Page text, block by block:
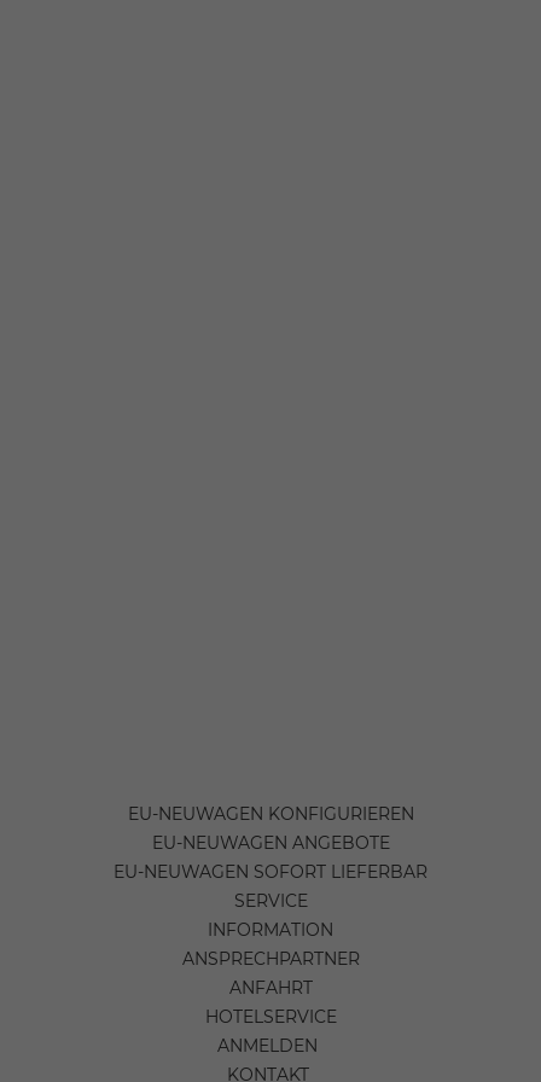
EU-NEUWAGEN KONFIGURIEREN
EU-NEUWAGEN ANGEBOTE
EU-NEUWAGEN SOFORT LIEFERBAR
SERVICE
INFORMATION
ANSPRECHPARTNER
ANFAHRT
HOTELSERVICE
ANMELDEN
KONTAKT